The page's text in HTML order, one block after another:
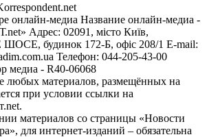
онлайн-медиа Название онлайн-медиа -
Адрес: 02091, місто Київ,
будинок 172-Б, офіс 208/1 E-mail:
Телефон: 044-205-43-00
медиа - R40-06068
любых материалов, размещённых на
при условии ссылки на
материалов со страницы «Новости
для интернет-изданий – обязательна